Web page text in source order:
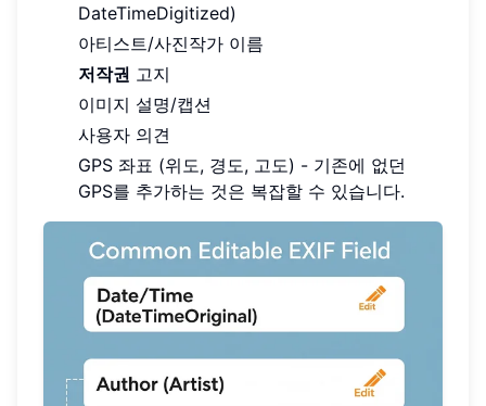
DateTimeDigitized)
아티스트/사진작가 이름
저작권 고지
이미지 설명/캡션
사용자 의견
GPS 좌표 (위도, 경도, 고도) - 기존에 없던
GPS를 추가하는 것은 복잡할 수 있습니다.